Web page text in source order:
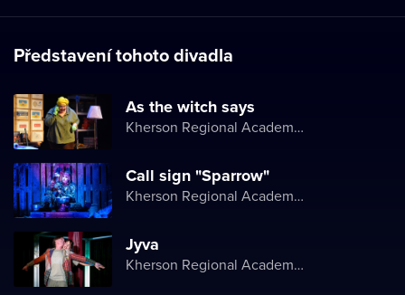
Představení tohoto divadla
As the witch says
Kherson Regional Academic Music and Drama Theater named after Mykola Kulish
Call sign "Sparrow"
Kherson Regional Academic Music and Drama Theater named after Mykola Kulish
Jyva
Kherson Regional Academic Music and Drama Theater named after Mykola Kulish